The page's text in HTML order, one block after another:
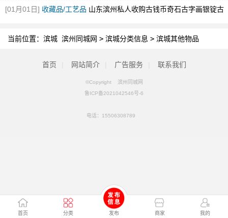
首页 分类 发布 商家 我的
[01月01日] 收藏品/工艺品 山东滨州私人收购古钱币奇石古字画银锭古
当前位置： 滨城 滨州同城网 > 滨城分类信息 > 滨城其他物品
首页 网站简介 广告服务 联系我们
©Copyright 滨州同城网
鲁ICP备2021042546号-6
电话： 15506308789